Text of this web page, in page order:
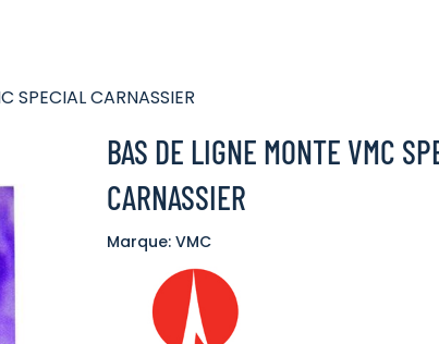
SPECIAL CARNASSIER
BAS DE LIGNE MONTE VMC
CARNASSIER
Marque: VMC